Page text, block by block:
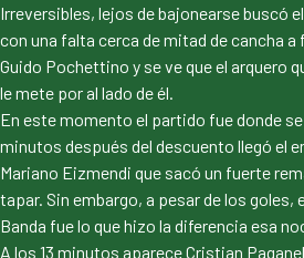
Irreversibles, lejos de bajonearse buscó
con una falta cerca de mitad de cancha
Guido Pochettino y se ve que el arquero
le mete por al lado de él.
En este momento el partido fue donde
minutos después del descuento llegó el
Mariano Eizmendi que sacó un fuerte
tapar. Sin embargo, a pesar de los goles,
Banda fue lo que hizo la diferencia esa
A los 13 minutos aparece Cristian